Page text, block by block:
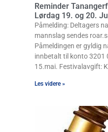
Reminder
Lørdag 19. og 20.
Påmelding: Deltagers
mannslag sendes
Påmeldingen er gyldig
innbetalt til konto 3201
15.mai. Festivalavgift:
Les videre »